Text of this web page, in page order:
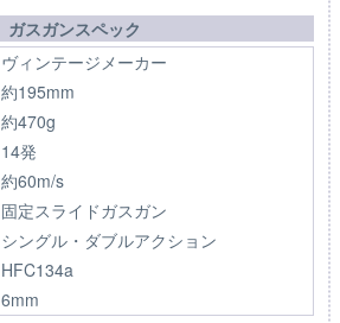
ガスガンスペック
ヴィンテージメーカー
約195mm
約470g
14発
約60m/s
固定スライドガスガン
シングル・ダブルアクション
HFC134a
6mm